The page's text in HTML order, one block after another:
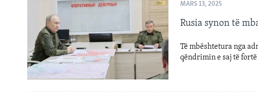
MARS 13, 2025
Rusia synon të
Të mbështetura nga
qëndrimin e saj të